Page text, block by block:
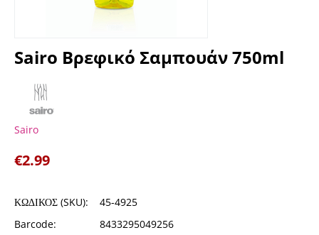
Sairo Βρεφικό Σαμπουάν 750ml
Sairo
€2.99
ΚΩΔΙΚΟΣ (SKU):
45-4925
Barcode:
8433295049256